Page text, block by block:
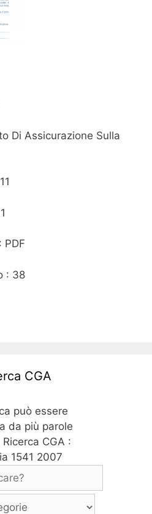
Di Assicurazione Sulla
PDF
: 38
CGA
può essere
da più parole
Ricerca CGA :
1541 2007